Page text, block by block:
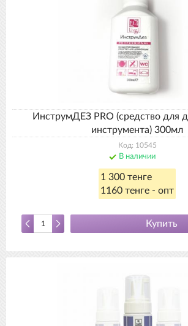
ИнструмДЕЗ PRO (средство для
инструмента) 300мл
Код: 10545
В наличии
1 300 тенге
1160 тенге - опт
Купить